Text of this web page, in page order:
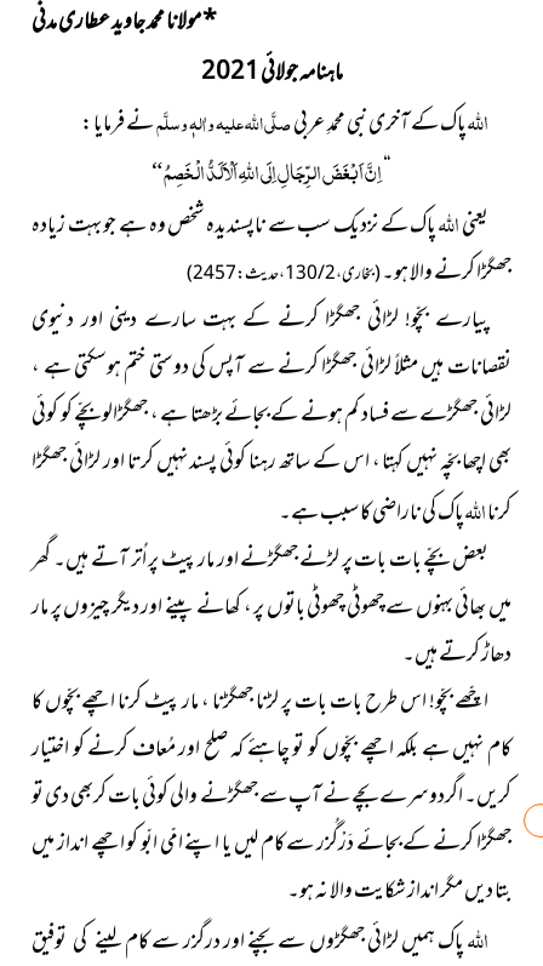
*مولانا محمد جاوید عطاری مدنی
ماہنامہ جولائی 2021
اللہپاک کے آخری نبی محمدِ عربیصلَّی اللہ علیہ واٰلہٖ وسلَّمنے فرمایا :
“اِنَّ اَبْغَضَ الرِّجَالِ اِلَی اللہِ اَلْاَلَدُّ الْخَصِمُ“
یعنیاللہپاک کے نزدیک سب سے ناپسندیدہ شخص وہ ہے جو بہت زیادہ
جھگڑا کرنے والا ہو۔( بخاری ، 2 / 130 ، حدیث : 2457)
پیارے بچّو! لڑائی جھگڑا کرنے کے بہت سارے دینی اور دنیوی
نقصانات ہیں مثلاً لڑائی جھگڑا کرنے سے آپس کی دوستی ختم ہوسکتی ہے ،
لڑائی جھگڑے سے فساد کم ہونے کے بجائے بڑھتا ہے ، جھگڑالو بچّے کو کوئی
بھی اچھا بچّہ نہیں کہتا ، اس کے ساتھ رہنا کوئی پسند نہیں کرتا اور لڑائی جھگڑا
کرنااللہپاک کی ناراضی کا سبب ہے۔
بعض بچّے بات بات پر لڑنے جھگڑنے اور مار پیٹ پر اُتر آتےہیں۔ گھر
میں بھائی بہنوں سے چھوٹی چھوٹی باتوں پر ، کھانے پینے اور دیگر چیزوں پر مار
دھاڑ کرتے ہیں۔
اچّھے بچّو! اس طرح بات بات پر لڑنا جھگڑنا ، مار پیٹ کرنا اچھے بچّوں کا
کام نہیں ہے بلکہ اچھے بچّوں کو تو چاہئے کہ صلح اور مُعاف کرنے کو اختیار
کریں۔ اگردوسرے بچے نے آپ سے جھگڑنے والی کوئی بات کربھی دی تو
جھگڑا کرنے کے بجائے دَرْگُزر سے کام لیں یا اپنے امّی ابّو کو اچھے انداز میں
بتا دیں مگر انداز شکایت والا نہ ہو۔
اللہپاک ہمیں لڑائی جھگڑوں سے بچنے اور درگزر سے کاملینے کی توفیق